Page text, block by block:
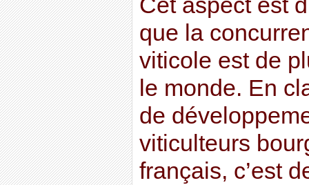
Cet aspect est
que la
viticole est de
le monde. En
de
viticulteurs
français, c’est